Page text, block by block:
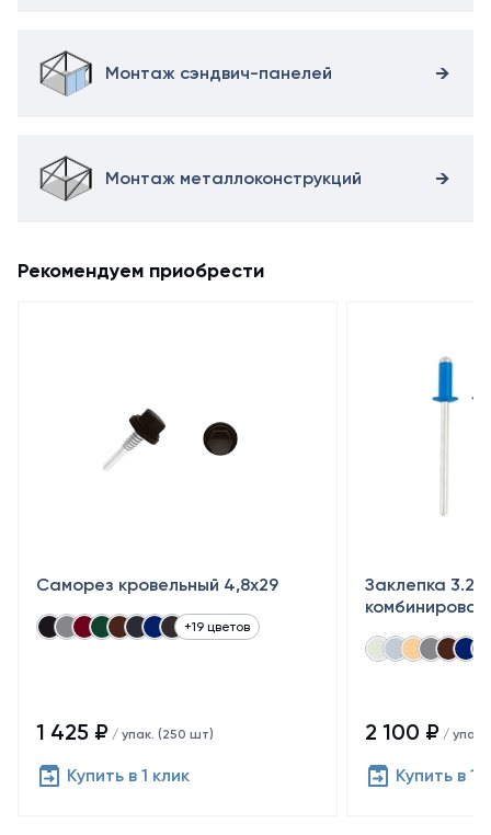
Монтаж сэндвич-панелей
Монтаж металлоконструкций
Рекомендуем приобрести
Саморез кровельный 4,8x29
+19 цветов
1 425 ₽ / упак. (250 шт)
Купить в 1 клик
Заклепка
2 100 ₽ / упак.
Купить в 1